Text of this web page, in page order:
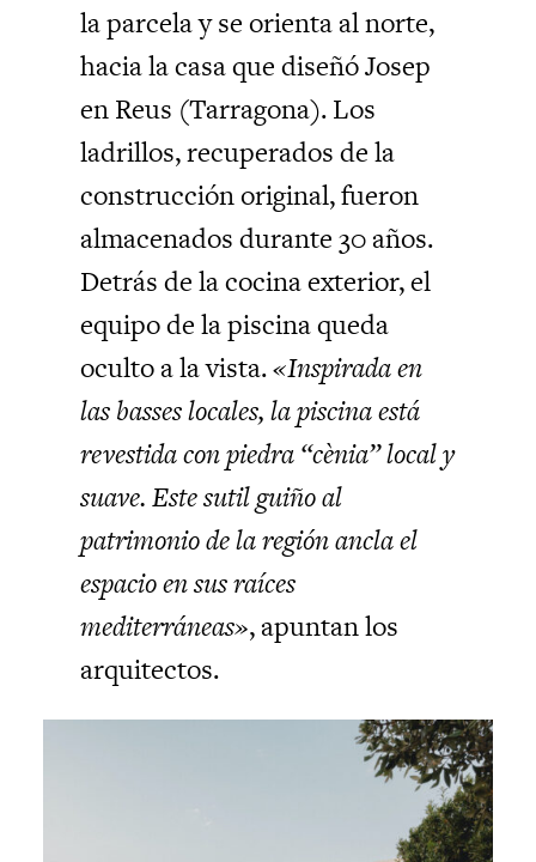
la parcela y se orienta al norte,
hacia la casa que diseñó Josep
en Reus (Tarragona). Los
ladrillos, recuperados de la
construcción original, fueron
almacenados durante 30 años.
Detrás de la cocina exterior, el
equipo de la piscina queda
oculto a la vista.«Inspirada en
las basses locales, la piscina está
revestida con piedra “cènia” local y
suave. Este sutil guiño al
patrimonio de la región ancla el
espacio en sus raíces
mediterráneas», apuntan los
arquitectos.